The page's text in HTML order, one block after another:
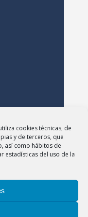
cookies técnicas, de
y de terceros, que
así como hábitos de
estadísticas del uso de la